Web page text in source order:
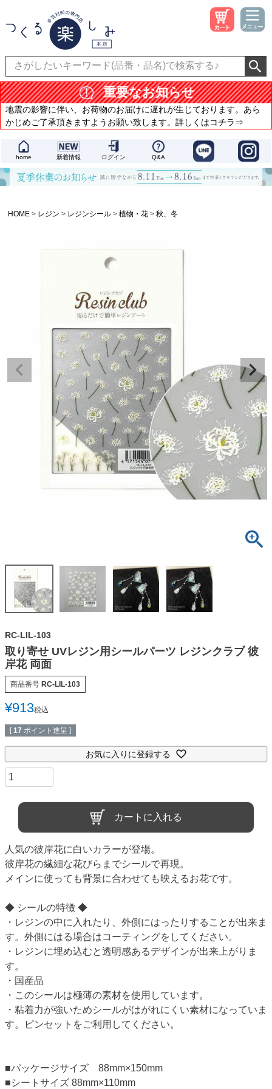
重要なお知らせ
地震の影響に伴い、お荷物のお届けに遅れが生じております。あら
かじめご了承頂きますようお願い致します。詳しくはコチラ⇒
home 新着情報 ログイン Q&A
HOME レジン レジンシール 植物・花 秋、冬
RC-LIL-103
取り寄せ UVレジン用シールパーツ レジンクラブ 彼
岸花 両面
商品番号 RC-LIL-103
¥913税込
[ 17 ポイント進呈 ]
お気に入りに登録する
カートに入れる
人気の彼岸花に白いカラーが登場。
彼岸花の繊細な花びらまでシールで再現。
メインに使っても背景に合わせても映えるお花です。
◆ シールの特徴 ◆
・レジンの中に入れたり、外側にはったりすることが出来ま
す。外側にはる場合はコーティングをしてください。
・レジンに埋め込むと透明感あるデザインが出来上がりま
す。
・国産品
・このシールは極薄の素材を使用しています。
・粘着力が強いためシールがはがれにくい素材になっていま
す。ピンセットをご利用してください。
■パッケージサイズ 88mm×150mm
■シートサイズ 88mm×110mm